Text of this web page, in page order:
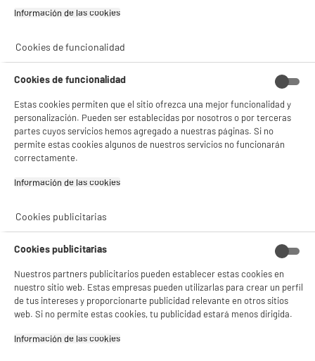
DEPOT
y sus socios utilizan cookies que procesan tus datos personales para:
- compartir contenido adaptado a tus preferencias
- ofrecer publicidad y comunicaciones personalizadas
- facilitar el intercambio de contenido en las redes sociales
- analizar el tráfico en nuestro sitio web Consulta la política de cookies.
gestionando sus cookies.
Gestionar cookies
Información de las cookies‎
Cookies de funcionalidad
Cookies de funcionalidad
Estas cookies permiten que el sitio ofrezca una mejor funcionalidad y
personalización. Pueden ser establecidas por nosotros o por terceras
partes cuyos servicios hemos agregado a nuestras páginas. Si no
permite estas cookies algunos de nuestros servicios no funcionarán
correctamente.
Información de las cookies‎
Cookies publicitarias
Cookies publicitarias
Nuestros partners publicitarios pueden establecer estas cookies en
nuestro sitio web. Estas empresas pueden utilizarlas para crear un perfil
de tus intereses y proporcionarte publicidad relevante en otros sitios
web. Si no permite estas cookies, tu publicidad estará menos dirigida.
Información de las cookies‎